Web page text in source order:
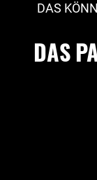
DAS
DAS